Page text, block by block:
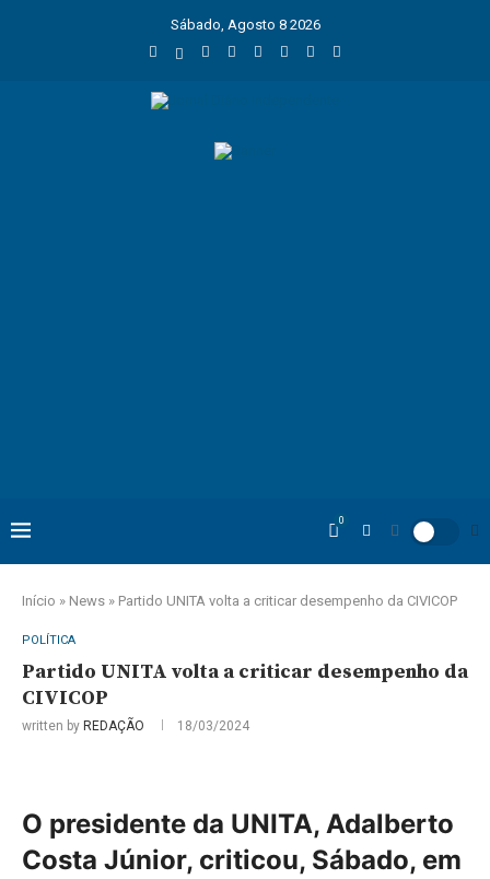
Sábado, Agosto 8 2026
0
Início » News » Partido UNITA volta a criticar desempenho da CIVICOP
POLÍTICA
Partido UNITA volta a criticar desempenho da
CIVICOP
written by REDAÇÃO 18/03/2024
O presidente da UNITA, Adalberto
Costa Júnior, criticou, Sábado, em